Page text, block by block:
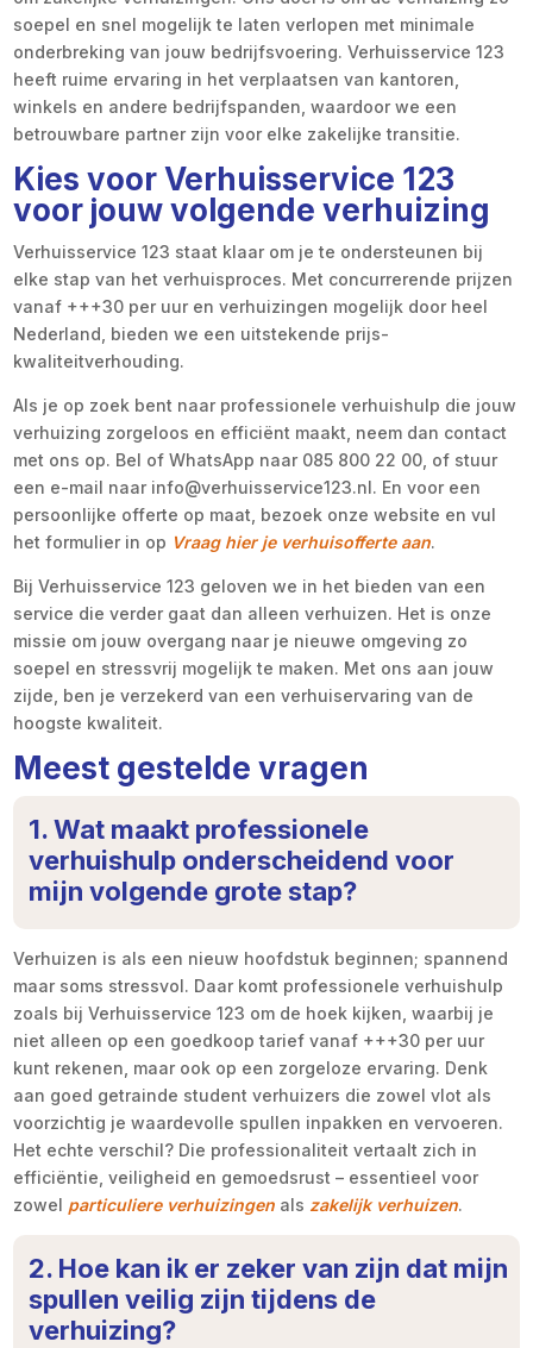
soepel en snel mogelijk te laten verlopen met minimale
onderbreking van jouw bedrijfsvoering. Verhuisservice 123
heeft ruime ervaring in het verplaatsen van kantoren,
winkels en andere bedrijfspanden, waardoor we een
betrouwbare partner zijn voor elke zakelijke transitie.
Kies voor Verhuisservice 123
voor jouw volgende verhuizing
Verhuisservice 123 staat klaar om je te ondersteunen bij
elke stap van het verhuisproces. Met concurrerende prijzen
vanaf +++30 per uur en verhuizingen mogelijk door heel
Nederland, bieden we een uitstekende prijs-
kwaliteitverhouding.
Als je op zoek bent naar professionele verhuishulp die jouw
verhuizing zorgeloos en efficiënt maakt, neem dan contact
met ons op. Bel of WhatsApp naar 085 800 22 00, of stuur
een e-mail naar info@verhuisservice123.nl. En voor een
persoonlijke offerte op maat, bezoek onze website en vul
het formulier in op Vraag hier je verhuisofferte aan.
Bij Verhuisservice 123 geloven we in het bieden van een
service die verder gaat dan alleen verhuizen. Het is onze
missie om jouw overgang naar je nieuwe omgeving zo
soepel en stressvrij mogelijk te maken. Met ons aan jouw
zijde, ben je verzekerd van een verhuiservaring van de
hoogste kwaliteit.
Meest gestelde vragen
1. Wat maakt professionele
verhuishulp onderscheidend voor
mijn volgende grote stap?
Verhuizen is als een nieuw hoofdstuk beginnen; spannend
maar soms stressvol. Daar komt professionele verhuishulp
zoals bij Verhuisservice 123 om de hoek kijken, waarbij je
niet alleen op een goedkoop tarief vanaf +++30 per uur
kunt rekenen, maar ook op een zorgeloze ervaring. Denk
aan goed getrainde student verhuizers die zowel vlot als
voorzichtig je waardevolle spullen inpakken en vervoeren.
Het echte verschil? Die professionaliteit vertaalt zich in
efficiëntie, veiligheid en gemoedsrust – essentieel voor
zowel particuliere verhuizingen als zakelijk verhuizen.
2. Hoe kan ik er zeker van zijn dat mijn
spullen veilig zijn tijdens de
verhuizing?